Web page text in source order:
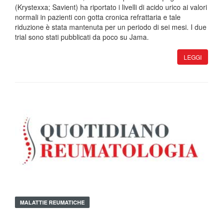
(Krystexxa; Savient) ha riportato i livelli di acido urico ai valori
normali in pazienti con gotta cronica refrattaria e tale
riduzione è stata mantenuta per un periodo di sei mesi. I due
trial sono stati pubblicati da poco su Jama.
LEGGI
MALATTIE REUMATICHE